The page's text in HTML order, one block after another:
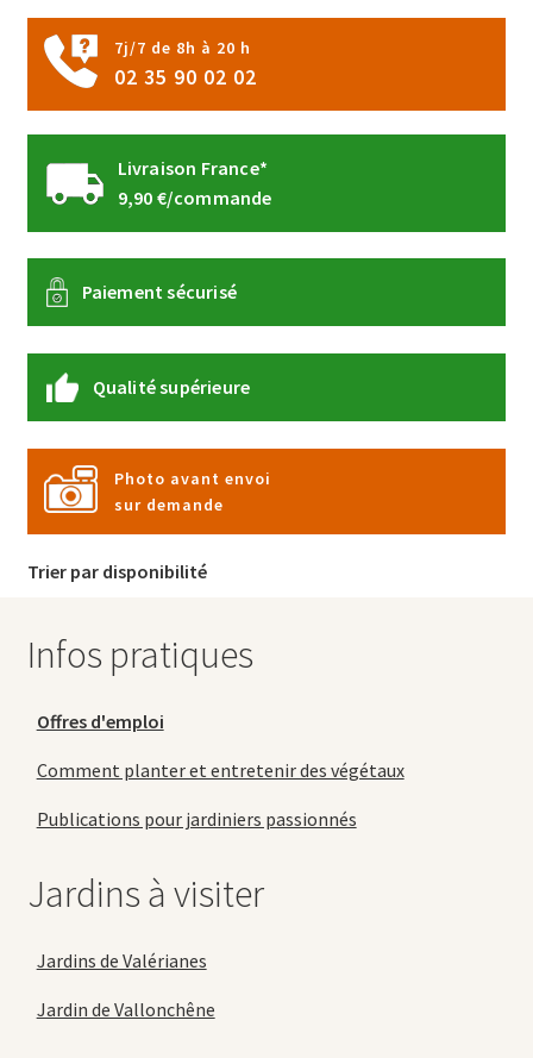
7j/7 de 8h à 20 h
02 35 90 02 02
Livraison France*
9,90 €/commande
Paiement sécurisé
Qualité supérieure
Photo avant envoi
sur demande
Trier par disponibilité
Infos pratiques
Offres d'emploi
Comment planter et entretenir des végétaux
Publications pour jardiniers passionnés
Jardins à visiter
Jardins de Valérianes
Jardin de Vallonchêne